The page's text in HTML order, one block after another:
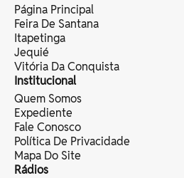
Página Principal
Feira De Santana
Itapetinga
Jequié
Vitória Da Conquista
Institucional
Quem Somos
Expediente
Fale Conosco
Política De Privacidade
Mapa Do Site
Rádios